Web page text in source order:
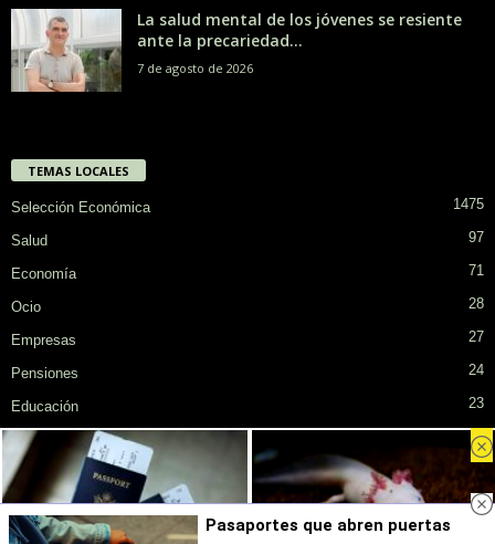
La salud mental de los jóvenes se resiente
ante la precariedad...
7 de agosto de 2026
TEMAS LOCALES
Selección Económica 1475
Salud 97
Economía 71
Ocio 28
Empresas 27
Pensiones 24
Educación 23
Privacidad Cookies Publicidad en SiendoMayor
Pasaportes que abren puertas